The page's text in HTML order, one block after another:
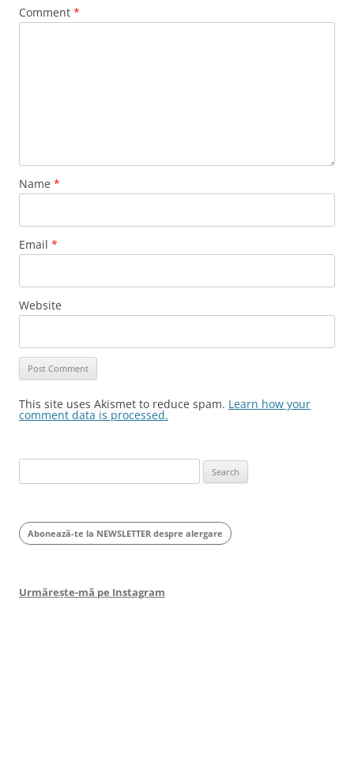
Comment *
Name *
Email *
Website
This site uses Akismet to reduce spam. Learn how your
comment data is processed.
for:
Abonează-te la NEWSLETTER despre alergare
Urmărește-mă pe Instagram